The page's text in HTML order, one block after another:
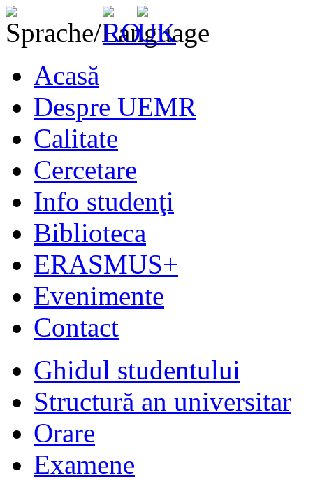
Acasă
Despre UEMR
Calitate
Cercetare
Info studenţi
Biblioteca
ERASMUS+
Evenimente
Contact
Ghidul studentului
Structură an universitar
Orare
Examene